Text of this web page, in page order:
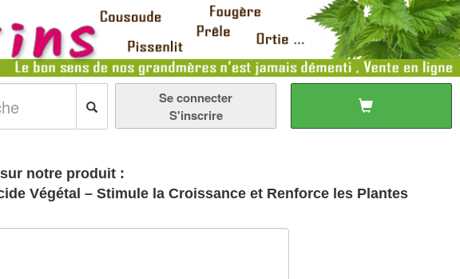
Se connecter
S'inscrire
notre produit :
Végétal – Stimule la Croissance et Renforce les Plantes